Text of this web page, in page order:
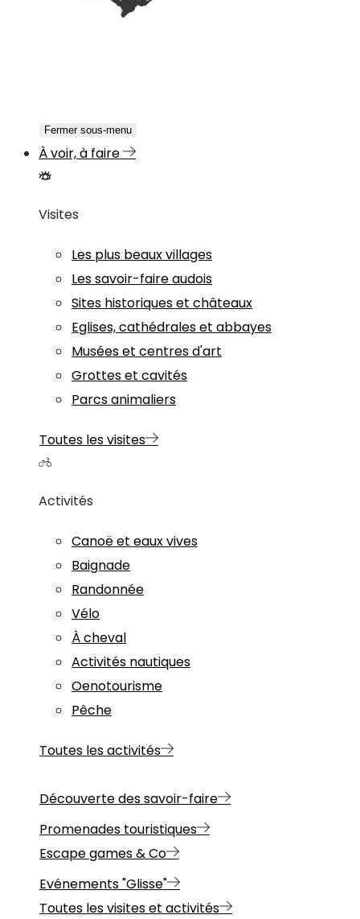
Fermer sous-menu
À voir, à faire
Visites
Les plus beaux villages
Les savoir-faire audois
Sites historiques et châteaux
Eglises, cathédrales et abbayes
Musées et centres d'art
Grottes et cavités
Parcs animaliers
Toutes les visites
Activités
Canoë et eaux vives
Baignade
Randonnée
Vélo
À cheval
Activités nautiques
Oenotourisme
Pêche
Toutes les activités
Découverte des savoir-faire
Promenades touristiques
Escape games & Co
Evénements "Glisse"
Toutes les visites et activités